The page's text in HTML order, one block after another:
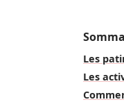
Les
Les